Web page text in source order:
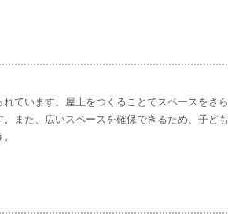
ています。屋上をつくることでスペースをさら
また、広いスペースを確保できるため、子ども